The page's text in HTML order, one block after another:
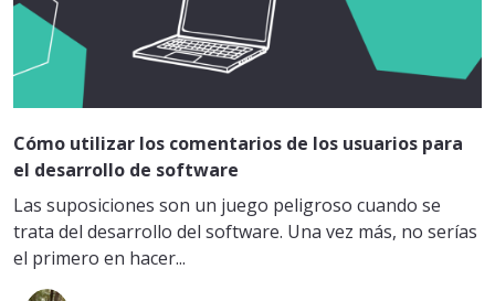
Cómo utilizar los comentarios de los usuarios para
el desarrollo de software
Las suposiciones son un juego peligroso cuando se
trata del desarrollo del software. Una vez más, no serías
el primero en hacer...